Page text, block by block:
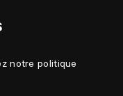
notre politique